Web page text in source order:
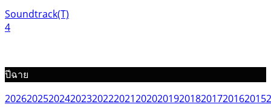
Soundtrack(T)
4
ปีฉาย
202620252024202320222021202020192018201720162015